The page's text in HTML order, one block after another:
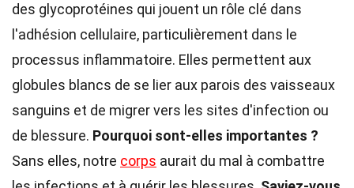
des glycoprotéines qui jouent un rôle clé dans
l'adhésion cellulaire, particulièrement dans le
processus inflammatoire. Elles permettent aux
globules blancs de se lier aux parois des vaisseaux
sanguins et de migrer vers les sites d'infection ou
de blessure. Pourquoi sont-elles importantes ?
Sans elles, notre corps aurait du mal à combattre